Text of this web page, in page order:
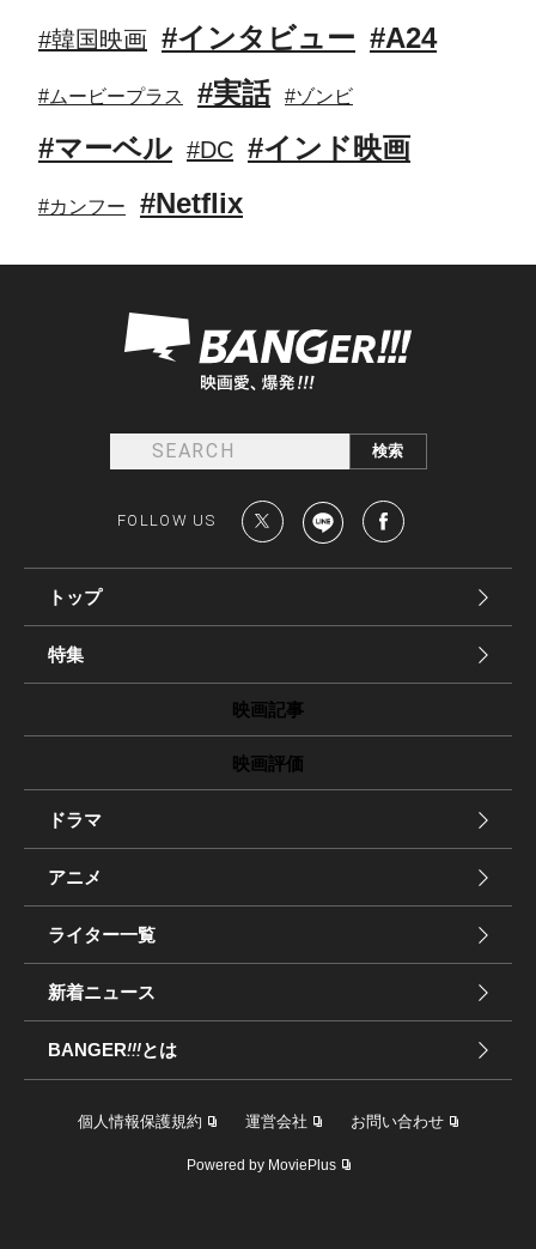
#韓国映画 #インタビュー #A24
#ムービープラス #実話 #ゾンビ
#マーベル #DC #インド映画
#カンフー #Netflix
FOLLOW US
トップ
特集
映画記事
映画評価
ドラマ
アニメ
ライター一覧
新着ニュース
BANGER!!!とは
個人情報保護規約 運営会社 お問い合わせ
Powered by MoviePlus